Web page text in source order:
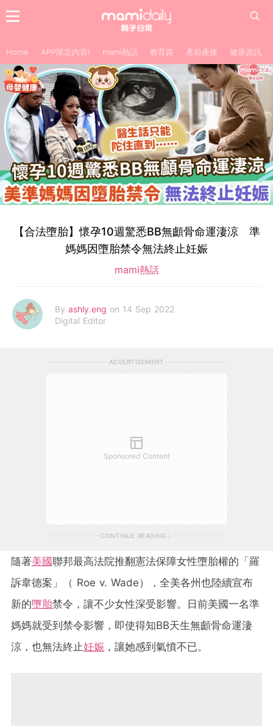
Home APP限定內容! mami熱話 教育路 產前產後 健康資訊
【合法墮胎】懷孕10週驚悉BB無顱骨命運淒涼 準
媽媽因墮胎禁令無法終止妊娠
mami熱話
By ashly.eng on 14 Sep 2022
Digital Editor
ADVERTISEMENT
Sponsored Content
CONTINUE READING
隨著美國聯邦最高法院推翻憲法保障女性墮胎權的「羅
訴韋德案」（ Roe v. Wade），全美各州也陸續宣布
新的墮胎禁令，讓不少女性深受影響。日前美國一名準
媽媽就受到禁令影響，即使得知BB天生無顱骨命運淒
涼，也無法終止妊娠 ，讓她感到氣憤不已。